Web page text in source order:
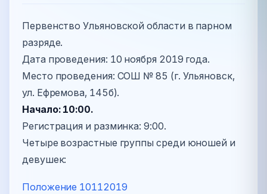
Первенство Ульяновской области в парном
разряде.
Дата проведения: 10 ноября 2019 года.
Место проведения: СОШ № 85 (г. Ульяновск,
ул. Ефремова, 145б).
Начало: 10:00.
Регистрация и разминка: 9:00.
Четыре возрастные группы среди юношей и
девушек:
Положение 10112019